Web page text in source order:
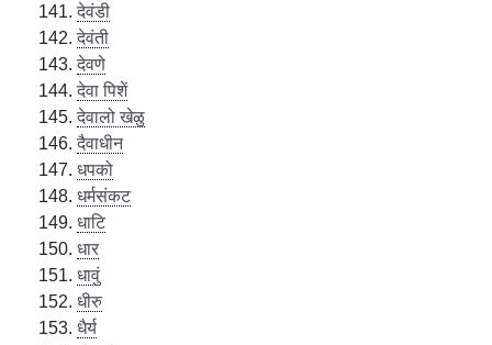
देवंडी
देवंती
देवणे
देवा पिशें
देवालो खेळु
दैवाधीन
धपको
धर्मसंकट
धाटि
धार
धावुं
धीरु
धैर्य